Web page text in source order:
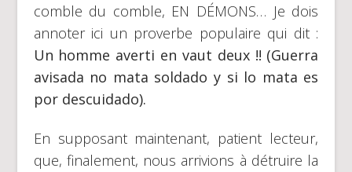
comble du comble, EN DÉMONS… Je dois
annoter ici un proverbe populaire qui dit :
Un homme averti en vaut deux !! (Guerra
avisada no mata soldado y si lo mata es
por descuidado).
En supposant maintenant, patient lecteur,
que, finalement, nous arrivions à détruire la